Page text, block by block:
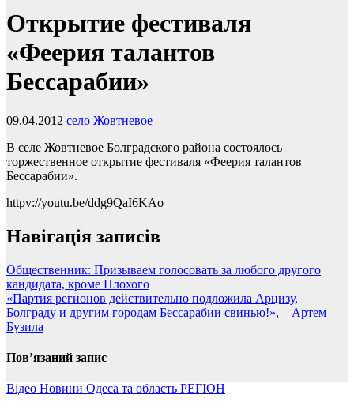
Открытие фестиваля
«Феерия талантов
Бессарабии»
09.04.2012 село Жовтневое
В селе Жовтневое Болградского района состоялось
торжественное открытие фестиваля «Феерия талантов
Бессарабии».
httpv://youtu.be/ddg9QaI6KAo
Навігація записів
Общественник: Призываем голосовать за любого другого
кандидата, кроме Плохого
«Партия регионов действительно подложила Арцизу,
Болграду и другим городам Бессарабии свинью!», – Артем
Бузила
Пов’язаний запис
Відео Новини Одеса та область РЕГІОН